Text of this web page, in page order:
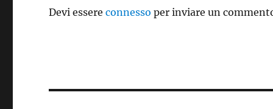
Devi essereconnesso per inviare un